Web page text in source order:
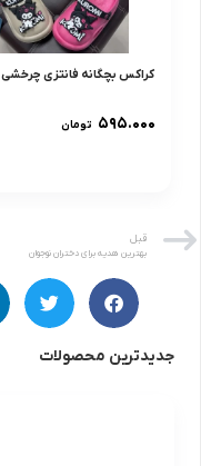
کراکس بچگانه فانتزی چرخشی
۵۹۵.۰۰۰ تومان
قبل
بهترین هدیه برای دختران نوجوان
جدیدترین محصولات